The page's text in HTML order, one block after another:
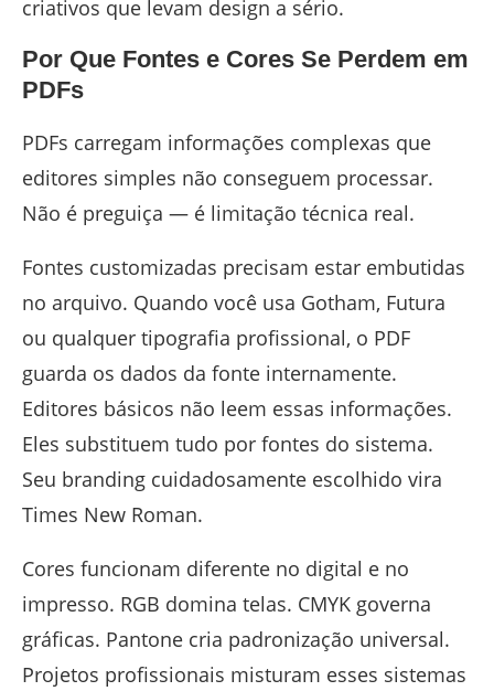
criativos que levam design a sério.
Por Que Fontes e Cores Se Perdem em
PDFs
PDFs carregam informações complexas que
editores simples não conseguem processar.
Não é preguiça — é limitação técnica real.
Fontes customizadas precisam estar embutidas
no arquivo. Quando você usa Gotham, Futura
ou qualquer tipografia profissional, o PDF
guarda os dados da fonte internamente.
Editores básicos não leem essas informações.
Eles substituem tudo por fontes do sistema.
Seu branding cuidadosamente escolhido vira
Times New Roman.
Cores funcionam diferente no digital e no
impresso. RGB domina telas. CMYK governa
gráficas. Pantone cria padronização universal.
Projetos profissionais misturam esses sistemas